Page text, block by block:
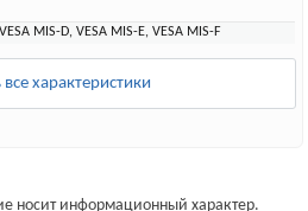
VESA MIS-D, VESA MIS-E, VESA MIS-F
все характеристики
носит информационный характер.